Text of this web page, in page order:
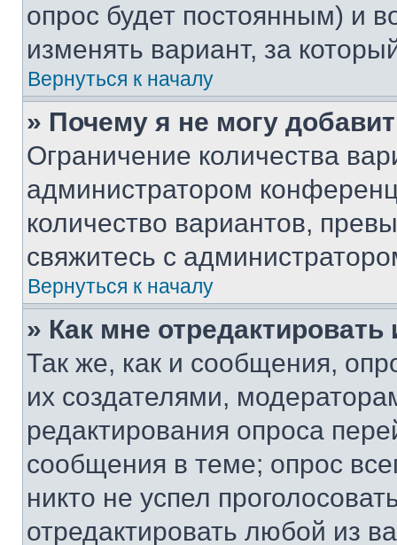
опрос будет постоянным) и
изменять вариант, за
Вернуться к началу
» Почему я не могу
Ограничение количества
администратором
количество вариантов,
свяжитесь с
Вернуться к началу
» Как мне
Так же, как и сообщения,
их создателями,
редактирования опроса
сообщения в теме; опрос
никто не успел
отредактировать любой из